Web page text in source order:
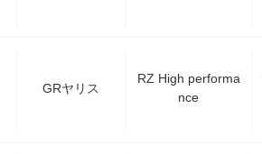
GRヤリス
RZ High performa
nce